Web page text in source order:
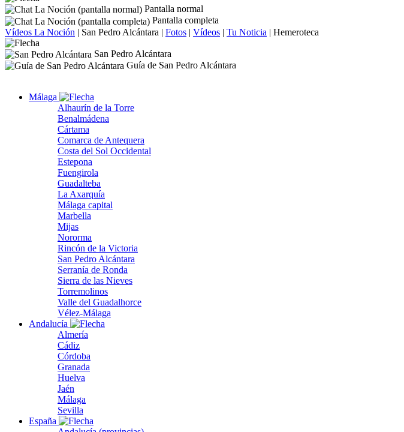
Pantalla normal
Pantalla completa
Vídeos La Noción | San Pedro Alcántara | Fotos | Vídeos | Tu Noticia | Hemeroteca
San Pedro Alcántara
Guía de San Pedro Alcántara
Málaga
Alhaurín de la Torre
Benalmádena
Cártama
Comarca de Antequera
Costa del Sol Occidental
Estepona
Fuengirola
Guadalteba
La Axarquía
Málaga capital
Marbella
Mijas
Nororma
Rincón de la Victoria
San Pedro Alcántara
Serranía de Ronda
Sierra de las Nieves
Torremolinos
Valle del Guadalhorce
Vélez-Málaga
Andalucía
Almería
Cádiz
Córdoba
Granada
Huelva
Jaén
Málaga
Sevilla
España